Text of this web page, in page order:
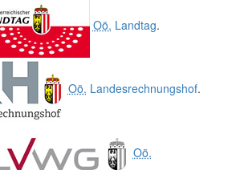
Oö. Landtag.
Oö. Landesrechnungshof.
Oö.